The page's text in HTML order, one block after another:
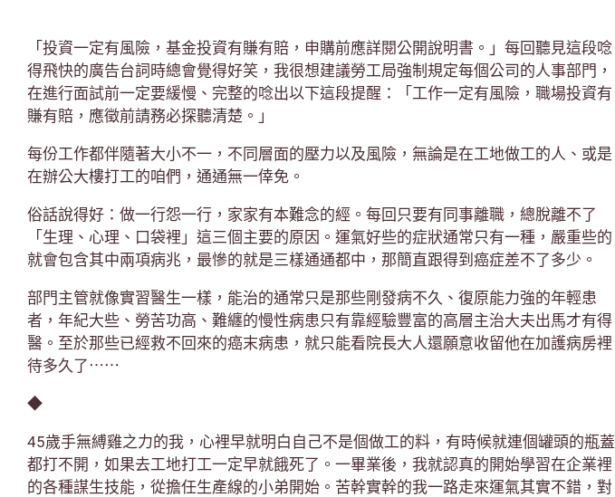
「投資一定有風險，基金投資有賺有賠，申購前應詳閱公開說明書。」每回聽見這段唸
得飛快的廣告台詞時總會覺得好笑，我很想建議勞工局強制規定每個公司的人事部門，
在進行面試前一定要緩慢、完整的唸出以下這段提醒：「工作一定有風險，職場投資有
賺有賠，應徵前請務必探聽清楚。」
每份工作都伴隨著大小不一，不同層面的壓力以及風險，無論是在工地做工的人、或是
在辦公大樓打工的咱們，通通無一倖免。
俗話說得好：做一行怨一行，家家有本難念的經。每回只要有同事離職，總脫離不了
「生理、心理、口袋裡」這三個主要的原因。運氣好些的症狀通常只有一種，嚴重些的
就會包含其中兩項病兆，最慘的就是三樣通通都中，那簡直跟得到癌症差不了多少。
部門主管就像實習醫生一樣，能治的通常只是那些剛發病不久、復原能力強的年輕患
者，年紀大些、勞苦功高、難纏的慢性病患只有靠經驗豐富的高層主治大夫出馬才有得
醫。至於那些已經救不回來的癌末病患，就只能看院長大人還願意收留他在加護病房裡
待多久了⋯⋯
◆
45歲手無縛雞之力的我，心裡早就明白自己不是個做工的料，有時候就連個罐頭的瓶蓋
都打不開，如果去工地打工一定早就餓死了。一畢業後，我就認真的開始學習在企業裡
的各種謀生技能，從擔任生產線的小弟開始。苦幹實幹的我一路走來運氣其實不錯，對